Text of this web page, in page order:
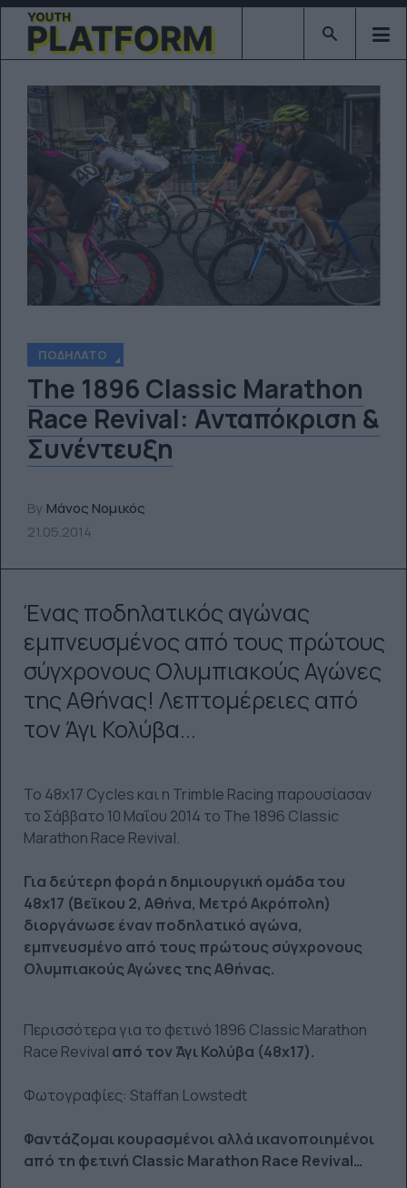
Type 2 or
ΠΟΔΉΛΑΤΟ
The 1896 Classic Marathon
Race Revival: Ανταπόκριση &
Συνέντευξη
By Μάνος Νομικός
21.05.2014
Ένας ποδηλατικός αγώνας
εμπνευσμένος από τους πρώτους
σύγχρονους Ολυμπιακούς Αγώνες
της Αθήνας! Λεπτομέρειες από
τον Άγι Κολύβα...
To 48x17 Cycles και η Trimble Racing παρουσίασαν
το Σάββατο 10 Μαΐου 2014 το The 1896 Classic
Marathon Race Revival.
Για δεύτερη φορά η δημιουργική ομάδα του
48x17 (Βεϊκου 2, Αθήνα, Μετρό Ακρόπολη)
διοργάνωσε έναν ποδηλατικό αγώνα,
εμπνευσμένο από τους πρώτους σύγχρονους
Ολυμπιακούς Αγώνες της Αθήνας.
Περισσότερα για το φετινό 1896 Classic Marathon
Race Revival από τον Άγι Κολύβα (48x17).
Φωτογραφίες: Staffan Lowstedt
Φαντάζομαι κουρασμένοι αλλά ικανοποιημένοι
από τη φετινή Classic Marathon Race Revival…